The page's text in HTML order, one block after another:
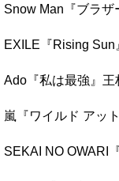
Snow Man『ブラザ
EXILE『Rising
Ado『私は最強』王
嵐『ワイルド アッ
SEKAI NO OWARI